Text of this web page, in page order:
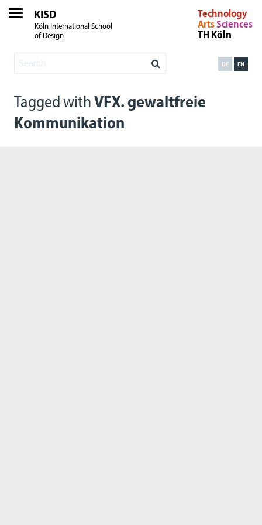
KISD
Köln International School
of Design
Technology
ArtsSciences
TH Köln
EN
DE
Tagged withVFX. gewaltfreie
Kommunikation